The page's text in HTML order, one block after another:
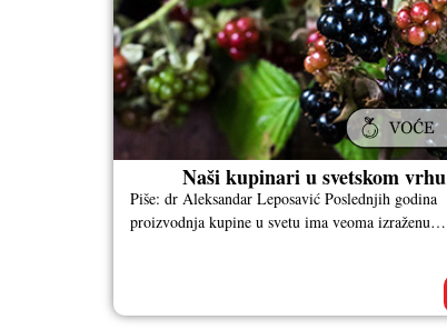
Naši kupinari u svetskom vrhu
Piše: dr Aleksandar Leposavić Poslednjih godina
proizvodnja kupine u svetu ima veoma izraženu